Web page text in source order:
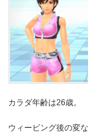
カラダ年齢は26歳。
ウィービング後の変